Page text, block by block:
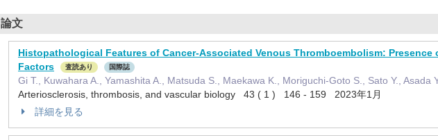
論文
Histopathological Features of Cancer-Associated Venous Thromboembolism:
Factors
査読あり 国際誌
Gi T., Kuwahara A., Yamashita A., Matsuda S., Maekawa K., Moriguchi-Goto S., Sato Y., Asada
Arteriosclerosis, thrombosis, and vascular biology 43 ( 1 ) 146 - 159 2023年1月
詳細を見る